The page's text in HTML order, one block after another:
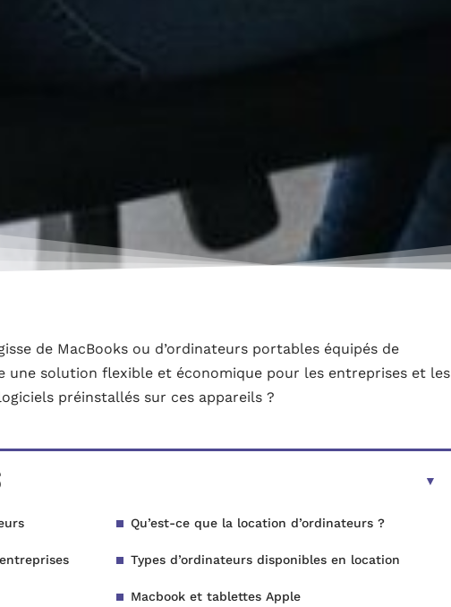
de MacBooks ou d’ordinateurs portables équipés de
une solution flexible et économique pour les entreprises et les
préinstallés sur ces appareils ?
Qu’est-ce que la location d’ordinateurs ?
Types d’ordinateurs disponibles en location
Macbook et tablettes Apple